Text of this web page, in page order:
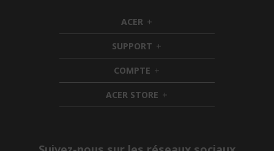
ACER h
i
d
d
e
n
SUPPORT h
i
d
d
e
n
COMPTE h
i
d
d
ACER STORE h
i
e